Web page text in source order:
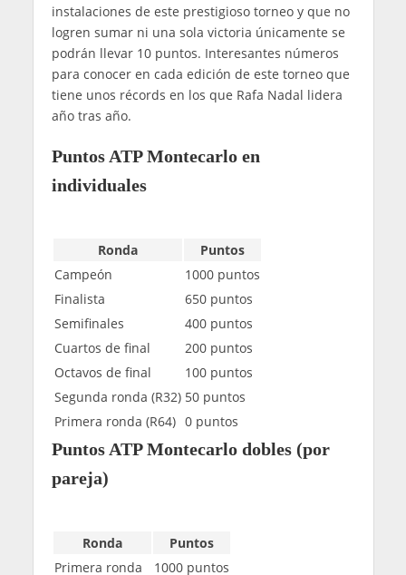
instalaciones de este prestigioso torneo y que no
logren sumar ni una sola victoria únicamente se
podrán llevar 10 puntos. Interesantes números
para conocer en cada edición de este torneo que
tiene unos récords en los que Rafa Nadal lidera
año tras año.
Puntos ATP Montecarlo en
individuales
Ronda
Puntos
Campeón
1000 puntos
Finalista
650 puntos
Semifinales
400 puntos
Cuartos de final
200 puntos
Octavos de final
100 puntos
Segunda ronda (R32) 50 puntos
Primera ronda (R64) 0 puntos
Puntos ATP Montecarlo dobles (por
pareja)
Ronda
Puntos
Primera ronda
1000 puntos